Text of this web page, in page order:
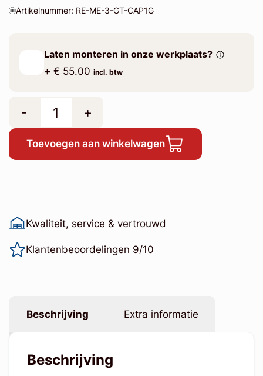
Artikelnummer: RE-ME-3-GT-CAP1G
Laten monteren in onze werkplaats?
+ € 55.00 incl. btw
- +
Toevoegen aan winkelwagen
Kwaliteit, service & vertrouwd
Klantenbeoordelingen 9/10
Beschrijving Extra informatie
Beschrijving